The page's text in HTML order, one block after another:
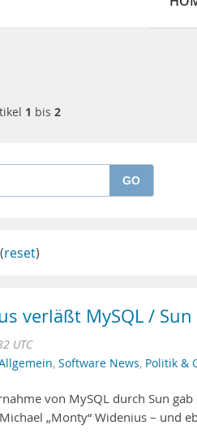
1 bis 2
GO
(reset)
verläßt MySQL / Sun
UTC
, Software News, Politik &
von MySQL durch Sun
„Monty“ Widenius – und